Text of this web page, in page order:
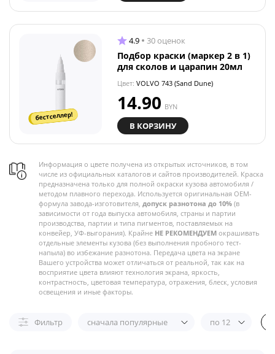
бестселлер!
4.9 30 оценок
Подбор краски (маркер 2 в 1)
для сколов и царапин 20мл
Цвет: VOLVO 743 (Sand Dune)
14.90 BYN
В КОРЗИНУ
Информация о цвете получена из открытых источников, в том
числе из официальных каталогов и сайтов производителей. Краска
предназначена только для полной окраски кузова автомобиля /
методом плавного перехода. Используется оригинальная OEM-
формула завода-изготовителя, допуск разнотона до 10% (в
зависимости от года выпуска автомобиля, страны и партии
производства, партии и типа пигментов, поставляемых на
конвейер, УФ-выгорания). Крайне НЕ РЕКОМЕНДУЕМ окрашивать
отдельные элементы кузова (без выполнения пробного тест-
напыла) во избежание разнотона. Передача цвета на экране
Вашего устройства может отличаться от реальной, так как на
восприятие цвета влияют технология экрана, яркость,
контрастность, цветовая температура, отражения, блеск, условия
освещения и иные факторы.
Фильтр сначала популярные по 12